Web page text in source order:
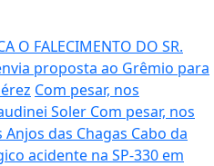
O FALECIMENTO DO SR.
proposta ao Grêmio para
Com pesar, nos
Soler Com pesar, nos
das Chagas Cabo da
acidente na SP-330 em